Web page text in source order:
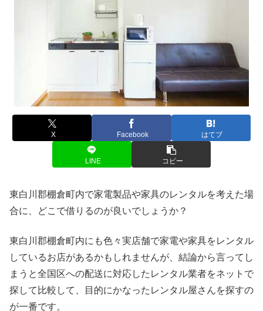
X Facebook はてブ
LINE コピー
東白川郡棚倉町内で家電製品や家具のレンタルを考えた場
合に、どこで借りるのが良いでしょうか？
東白川郡棚倉町内にも色々実店舗で家電や家具をレンタル
しているお店があるかもしれませんが、結論から言ってし
まうと全国区への配送に対応したレンタル業者をネットで
探して比較して、目的にかなったレンタル屋さんを探すの
が一番です。